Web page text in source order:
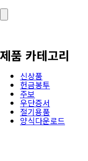
제품 카테고리
신상품
헌금봉투
주보
우단증서
절기용품
양식다운로드